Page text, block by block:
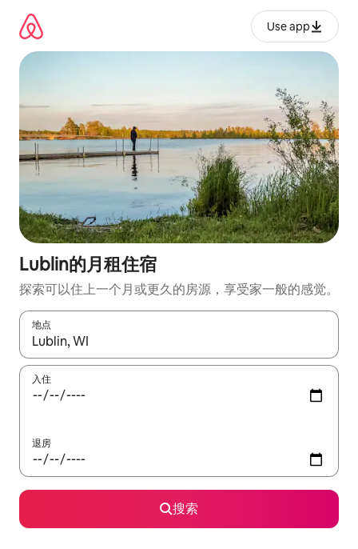
Use app
Lublin的月租住宿
探索可以住上一个月或更久的房源，享受家一般的感觉。
地点
如有搜索结果，请使用上下方向键查看，或通过点击或滑动手势
入住
退房
搜索